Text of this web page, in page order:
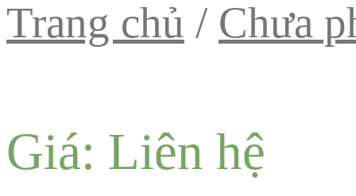
Trang chủ / Chưa
Giá: Liên hệ